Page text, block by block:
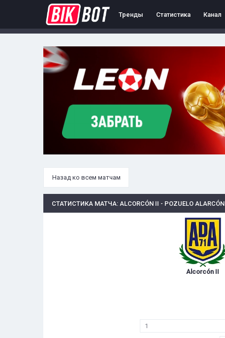
Тренды Статистика Канал
Назад ко всем матчам
СТАТИСТИКА МАТЧА: ALCORCÓN II - POZUELO ALARCÓN
Alcorcón II
1